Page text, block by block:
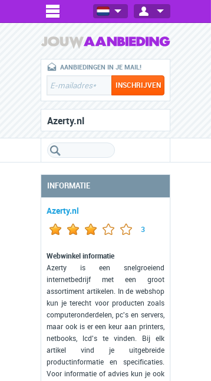
AANBIEDINGEN IN JE MAIL!
Azerty.nl
INFORMATIE
Azerty.nl
3
Webwinkel informatie
Azerty is een snelgroeiend
internetbedrijf met een groot
assortiment artikelen. In de webshop
kun je terecht voor producten zoals
computeronderdelen, pc's en servers,
maar ook is er een keur aan printers,
netbooks, lcd's te vinden. Bij elk
artikel vind je uitgebreide
productinformatie en specificaties.
Voor informatie of advies kun je ook